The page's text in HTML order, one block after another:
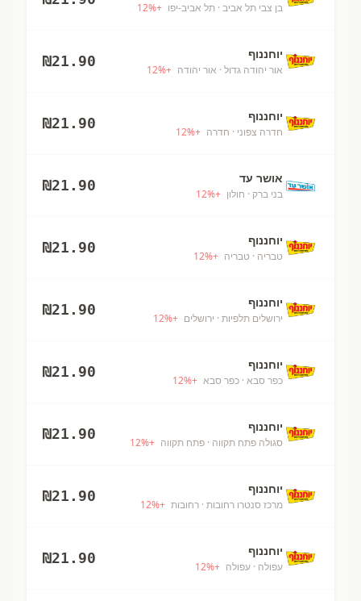
בן צבי תל אביב · תל אביב-יפו +
12%
יוחננוף
אור יהודה גדול · אור יהודה +
12%
₪21.90
יוחננוף
חדרה צפוני · חדרה +
12%
₪21.90
אושר עד
בני ברק · חולון +
12%
₪21.90
יוחננוף
טבריה · טבריה +
12%
₪21.90
יוחננוף
ירושלים תלפיות · ירושלים +
12%
₪21.90
יוחננוף
כפר סבא · כפר סבא +
12%
₪21.90
יוחננוף
סגולה פתח תקווה · פתח תקווה +
12%
₪21.90
יוחננוף
מרכז סנטרו רחובות · רחובות +
12%
₪21.90
יוחננוף
עפולה · עפולה +
12%
₪21.90